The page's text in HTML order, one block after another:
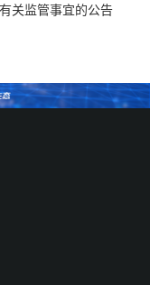
关监管事宜的公告